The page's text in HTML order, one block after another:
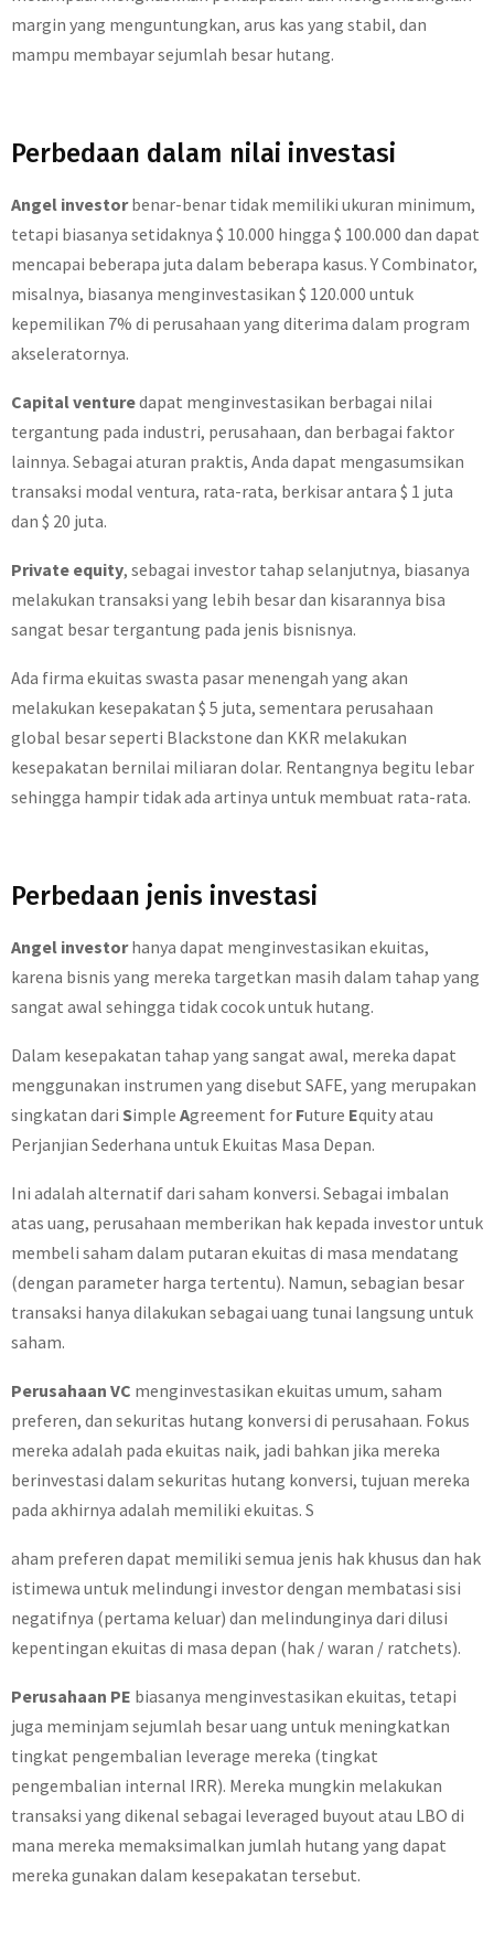
margin yang menguntungkan, arus kas yang stabil, dan
mampu membayar sejumlah besar hutang.
Perbedaan dalam nilai investasi
Angel investorbenar-benar tidak memiliki ukuran minimum,
tetapi biasanya setidaknya $ 10.000 hingga $ 100.000 dan dapat
mencapai beberapa juta dalam beberapa kasus. Y Combinator,
misalnya, biasanya menginvestasikan $ 120.000 untuk
kepemilikan 7% di perusahaan yang diterima dalam program
akseleratornya.
Capital venturedapat menginvestasikan berbagai nilai
tergantung pada industri, perusahaan, dan berbagai faktor
lainnya. Sebagai aturan praktis, Anda dapat mengasumsikan
transaksi modal ventura, rata-rata, berkisar antara $ 1 juta
dan $ 20 juta.
Private equity, sebagai investor tahap selanjutnya, biasanya
melakukan transaksi yang lebih besar dan kisarannya bisa
sangat besar tergantung pada jenis bisnisnya.
Ada firma ekuitas swasta pasar menengah yang akan
melakukan kesepakatan $ 5 juta, sementara perusahaan
global besar seperti Blackstone dan KKR melakukan
kesepakatan bernilai miliaran dolar. Rentangnya begitu lebar
sehingga hampir tidak ada artinya untuk membuat rata-rata.
Perbedaan jenis investasi
Angel investorhanya dapat menginvestasikan ekuitas,
karena bisnis yang mereka targetkan masih dalam tahap yang
sangat awal sehingga tidak cocok untuk hutang.
Dalam kesepakatan tahap yang sangat awal, mereka dapat
menggunakan instrumen yang disebut SAFE, yang merupakan
singkatan dari Simple Agreement for Future Equity atau
Perjanjian Sederhana untuk Ekuitas Masa Depan.
Ini adalah alternatif dari saham konversi. Sebagai imbalan
atas uang, perusahaan memberikan hak kepada investor untuk
membeli saham dalam putaran ekuitas di masa mendatang
(dengan parameter harga tertentu). Namun, sebagian besar
transaksi hanya dilakukan sebagai uang tunai langsung untuk
saham.
Perusahaan VC menginvestasikan ekuitas umum, saham
preferen, dan sekuritas hutang konversi di perusahaan. Fokus
mereka adalah pada ekuitas naik, jadi bahkan jika mereka
berinvestasi dalam sekuritas hutang konversi, tujuan mereka
pada akhirnya adalah memiliki ekuitas. S
aham preferen dapat memiliki semua jenis hak khusus dan hak
istimewa untuk melindungi investor dengan membatasi sisi
negatifnya (pertama keluar) dan melindunginya dari dilusi
kepentingan ekuitas di masa depan (hak / waran / ratchets).
Perusahaan PE biasanya menginvestasikan ekuitas, tetapi
juga meminjam sejumlah besar uang untuk meningkatkan
tingkat pengembalian leverage mereka (tingkat
pengembalian internal IRR). Mereka mungkin melakukan
transaksi yang dikenal sebagai leveraged buyout atau LBO di
mana mereka memaksimalkan jumlah hutang yang dapat
mereka gunakan dalam kesepakatan tersebut.